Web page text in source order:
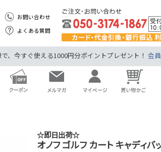
お問い合わせ
よくある質問
今すぐ使える1000円分ポイントプレゼント！ 会
☆即日出荷☆
オノフ ゴルフ カート キャディバ